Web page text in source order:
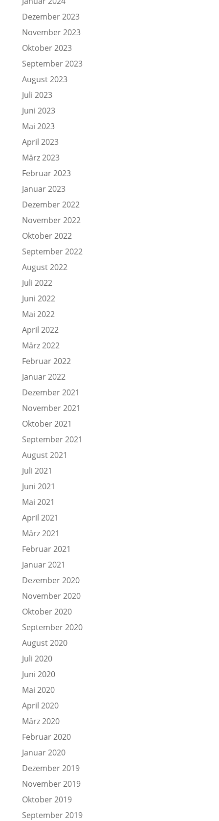
Dezember 2023
November 2023
Oktober 2023
September 2023
August 2023
Juli 2023
Juni 2023
Mai 2023
April 2023
März 2023
Februar 2023
Januar 2023
Dezember 2022
November 2022
Oktober 2022
September 2022
August 2022
Juli 2022
Juni 2022
Mai 2022
April 2022
März 2022
Februar 2022
Januar 2022
Dezember 2021
November 2021
Oktober 2021
September 2021
August 2021
Juli 2021
Juni 2021
Mai 2021
April 2021
März 2021
Februar 2021
Januar 2021
Dezember 2020
November 2020
Oktober 2020
September 2020
August 2020
Juli 2020
Juni 2020
Mai 2020
April 2020
März 2020
Februar 2020
Januar 2020
Dezember 2019
November 2019
Oktober 2019
September 2019